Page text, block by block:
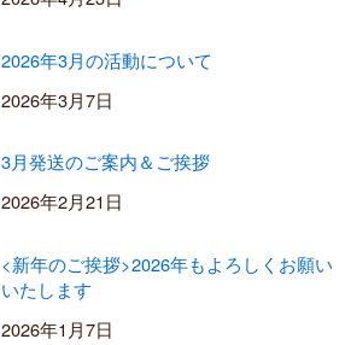
2026年3月の活動について
2026年3月7日
3月発送のご案内＆ご挨拶
2026年2月21日
<新年のご挨拶>2026年もよろしくお願い
いたします
2026年1月7日